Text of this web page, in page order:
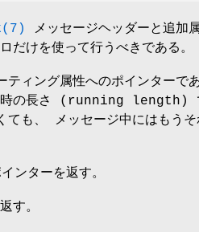
(7)
メッセージヘッダーと追加
だけを使って行うべきである。
ティング属性へのポインターで
時の長さ (running length)
ても、 メッセージ中にはもうそ
ンターを返す。
す。